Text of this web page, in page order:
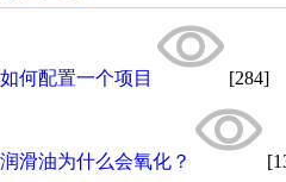
如何配置一个项目 [284]
润滑油为什么会氧化？